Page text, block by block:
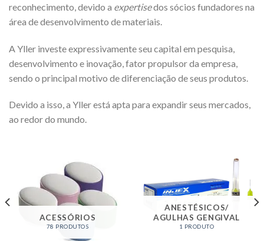
reconhecimento, devido a expertisedos sócios fundadores na
área de desenvolvimento de materiais.
A Yller investe expressivamente seu capital em pesquisa,
desenvolvimento e inovação, fator propulsor da empresa,
sendo o principal motivo de diferenciação de seus produtos.
Devido a isso, a Yller está apta para expandir seus mercados,
ao redor do mundo.
ACESSÓRIOS
78 PRODUTOS
ANESTÉSICOS/
AGULHAS GENGIVAL
1 PRODUTO